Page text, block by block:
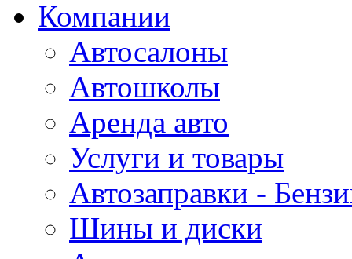
Компании
Автосалоны
Автошколы
Аренда авто
Услуги и товары
Автозаправки -
Шины и диски